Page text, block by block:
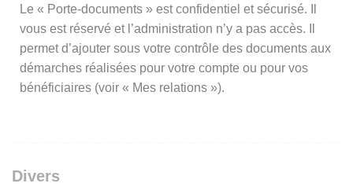
Le « Porte-documents » est confidentiel et sécurisé. Il
vous est réservé et l’administration n’y a pas accès. Il
permet d’ajouter sous votre contrôle des documents aux
démarches réalisées pour votre compte ou pour vos
bénéficiaires (voir « Mes relations »).
Divers